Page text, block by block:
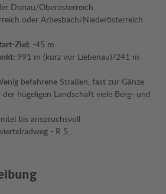
Donau/Oberösterreich
oder Arbesbach/Niederösterreich
Ziel: -45 m
991 m (kurz vor Liebenau)/241 m
befahrene Straßen, fast zur Gänze
hügeligen Landschaft viele Berg- und
bis anspruchsvoll
- R 5